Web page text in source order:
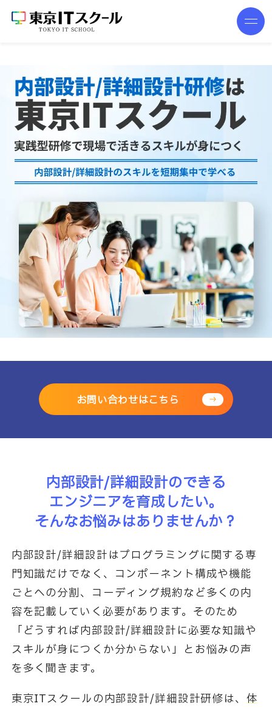
お問い合わせはこちら
内部設計/詳細設計のできる
エンジニアを育成したい。
そんなお悩みはありませんか？
内部設計/詳細設計はプログラミングに関する専
門知識だけでなく、コンポーネント構成や機能
ごとへの分割、 コーディング規約など多くの内
容を記載していく必要があります。 そのため
「どうすれば内部設計/詳細設計に必要な知識や
スキルが身につくか分からない」とお悩みの声
を多く聞きます。
東京ITスクールの内部設計/詳細設計研修は、 体